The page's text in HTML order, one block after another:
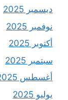
ديسمبر 2025
نوفمبر 2025
أكتوبر 2025
سبتمبر 2025
أغسطس 2025
يوليو 2025